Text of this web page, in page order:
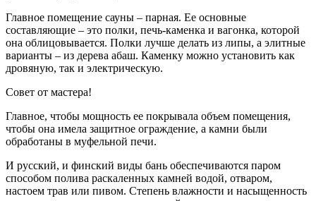
Главное помещение сауны – парная. Ее основные
составляющие – это полки, печь-каменка и вагонка, которой
она облицовывается. Полки лучше делать из липы, а элитные
варианты – из дерева абаш. Каменку можно установить как
дровяную, так и электрическую.
Совет от мастера!
Главное, чтобы мощность ее покрывала объем помещения,
чтобы она имела защитное ограждение, а камни были
обработаны в муфельной печи.
И русский, и финский виды бань обеспечиваются паром
способом полива раскаленных камней водой, отваром,
настоем трав или пивом. Степень влажности и насыщенность